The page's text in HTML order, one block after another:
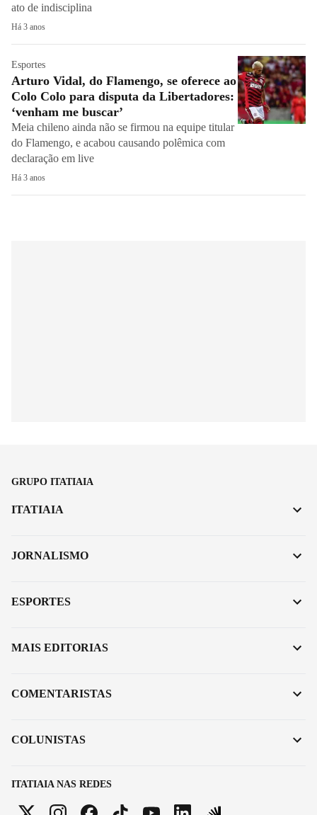
ato de indisciplina
Há 3 anos
Esportes
Arturo Vidal, do Flamengo, se oferece ao
Colo Colo para disputa da Libertadores:
‘venham me buscar’
Meia chileno ainda não se firmou na equipe titular
do Flamengo, e acabou causando polêmica com
declaração em live
Há 3 anos
GRUPO ITATIAIA
ITATIAIA NAS REDES
ITATIAIA
JORNALISMO
ESPORTES
MAIS EDITORIAS
COMENTARISTAS
COLUNISTAS